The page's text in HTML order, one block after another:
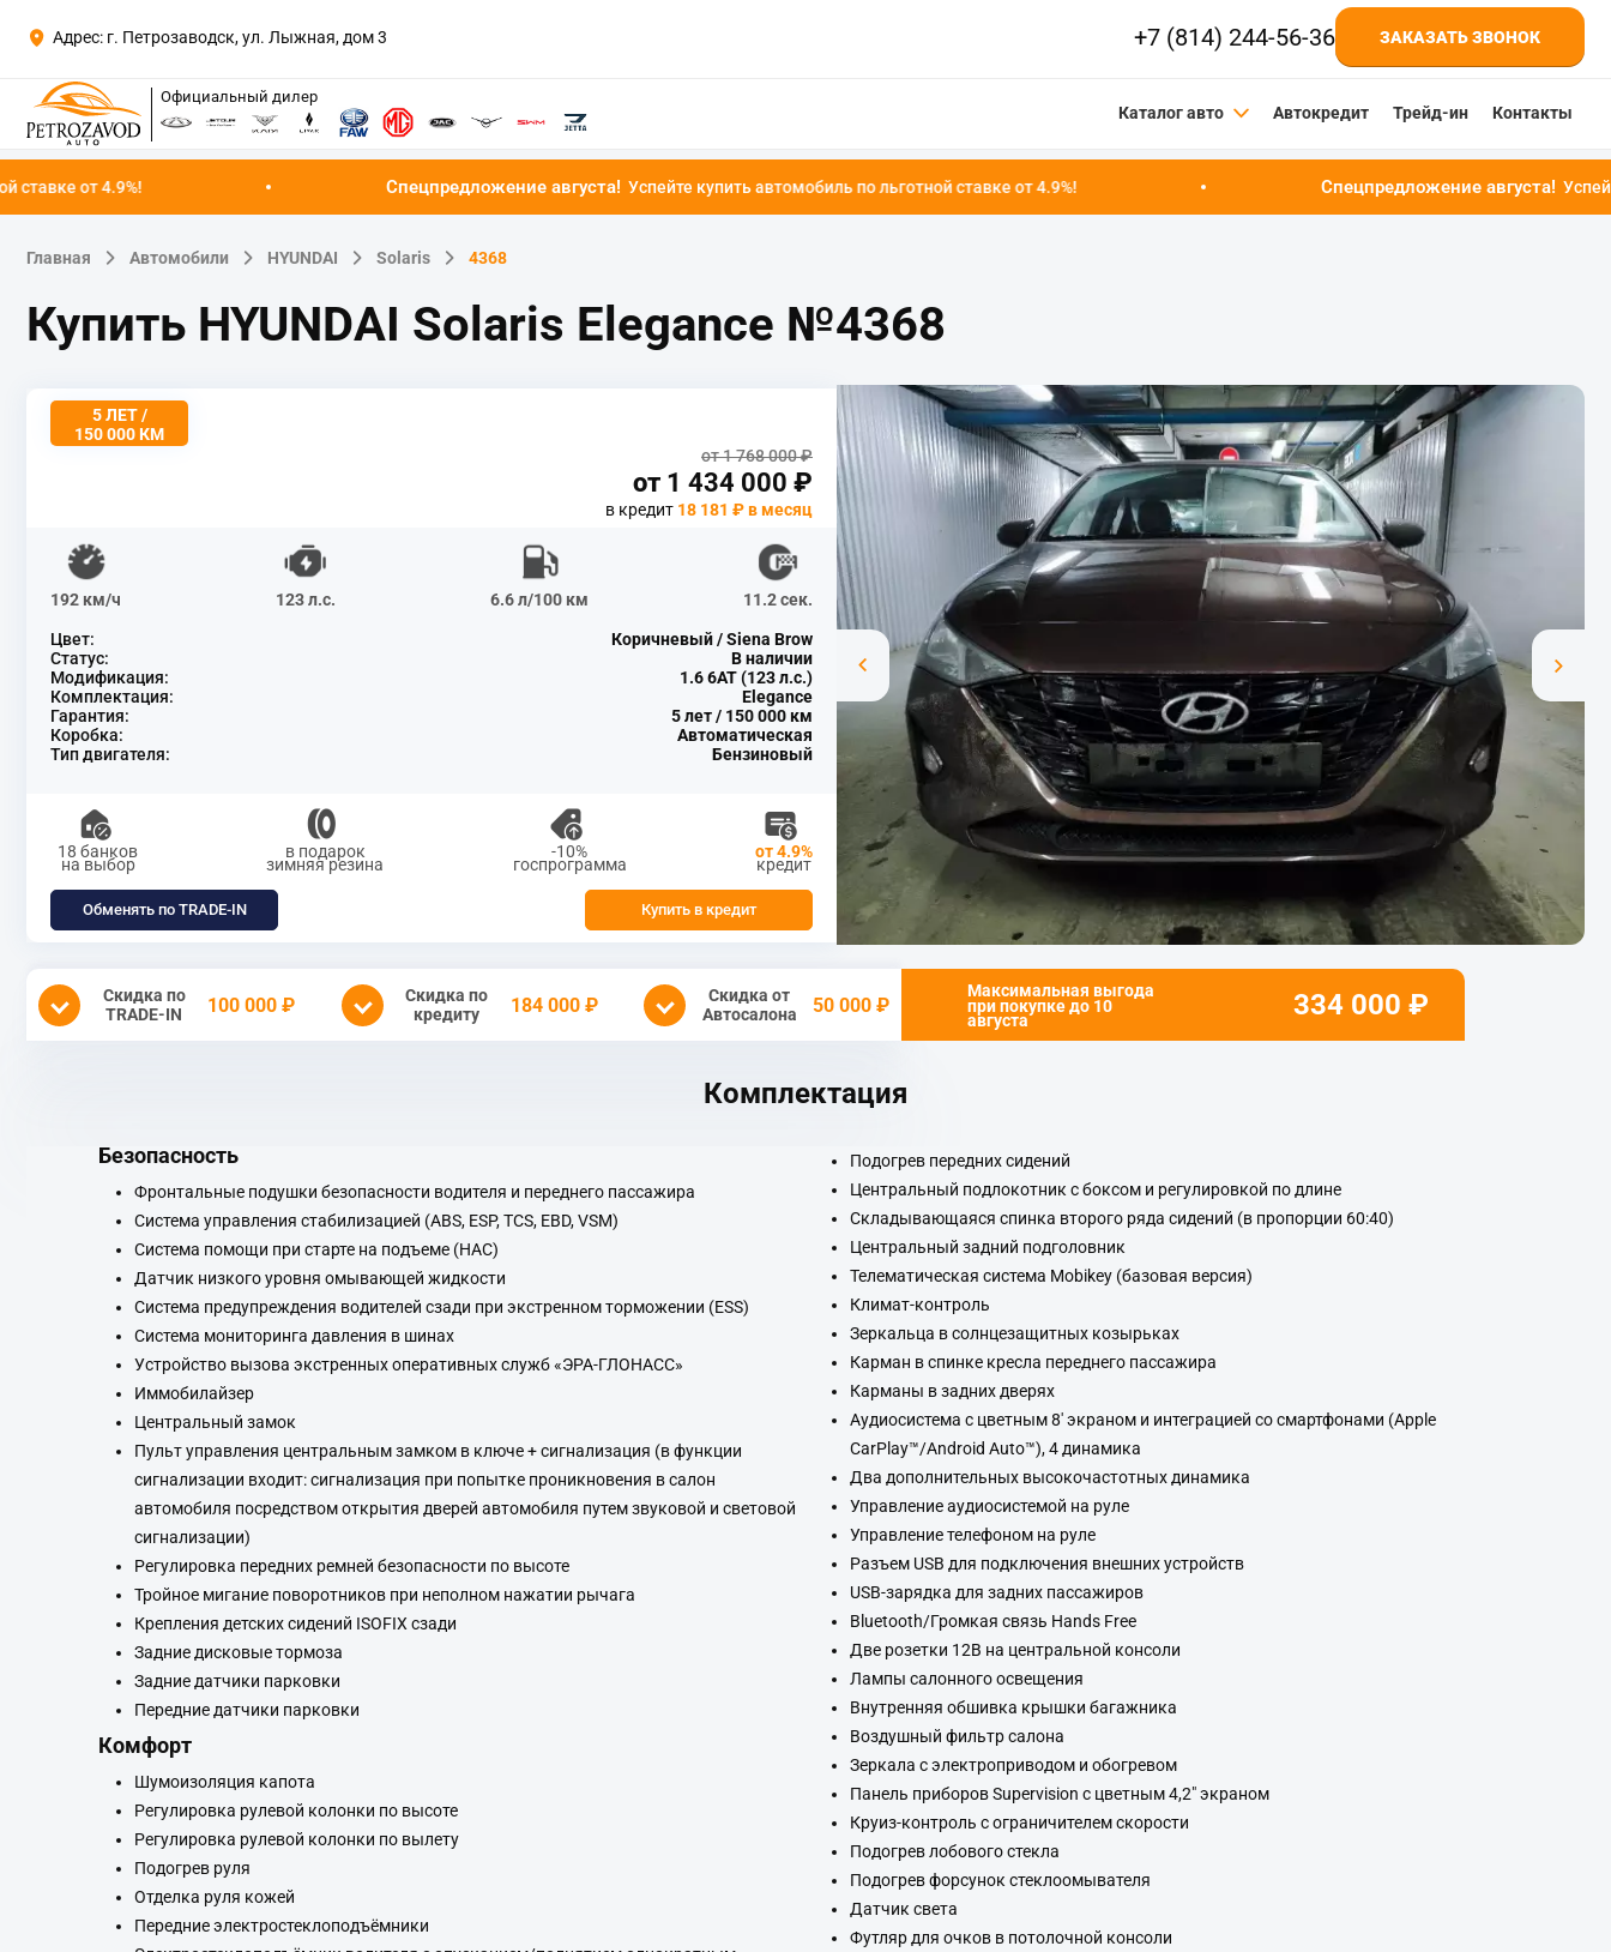
Адрес: г. Петрозаводск, ул. Лыжная, дом 3 +7 (814) 244-56-36 ЗАКАЗАТЬ ЗВОНОК
Официальный дилер
Каталог авто Автокредит Трейд-ин Контакты
Спецпредложение августа!Успейте купить автомобиль по льготной ставке от 4.9%! Спецпредложение августа!Успейте купить
Главная Автомобили HYUNDAI Solaris 4368
Купить HYUNDAI Solaris Elegance №4368
5 ЛЕТ /
150 000 КМ
от 1 768 000 ₽
от 1 434 000 ₽
в кредит 18 181 ₽ в месяц
192 км/ч 123 л.с. 6.6 л/100 км 11.2 сек.
Цвет:
Коричневый / Siena Brow
Статус:
В наличии
Модификация:
1.6 6АТ (123 л.с.)
Комплектация:
Elegance
Гарантия:
5 лет / 150 000 км
Коробка:
Автоматическая
Тип двигателя:
Бензиновый
18 банков
на выбор
в подарок
зимняя резина
-10%
госпрограмма
от 4.9%
кредит
Обменять по TRADE-IN Купить в кредит
Скидка по
TRADE-IN
100 000 ₽
Скидка по
кредиту
184 000 ₽
Скидка от
Автосалона
50 000 ₽
Максимальная выгода
при покупке до 10
августа 334 000 ₽
Комплектация
Безопасность
Фронтальные подушки безопасности водителя и переднего пассажира
Система управления стабилизацией (ABS, ESP, TCS, EBD, VSM)
Система помощи при старте на подъеме (HAC)
Датчик низкого уровня омывающей жидкости
Система предупреждения водителей сзади при экстренном торможении (ESS)
Система мониторинга давления в шинах
Устройство вызова экстренных оперативных служб «ЭРА-ГЛОНАСС»
Иммобилайзер
Центральный замок
Пульт управления центральным замком в ключе + сигнализация (в функции
сигнализации входит: сигнализация при попытке проникновения в салон
автомобиля посредством открытия дверей автомобиля путем звуковой и световой
сигнализации)
Регулировка передних ремней безопасности по высоте
Тройное мигание поворотников при неполном нажатии рычага
Крепления детских сидений ISOFIX сзади
Задние дисковые тормоза
Задние датчики парковки
Передние датчики парковки
Комфорт
Шумоизоляция капота
Регулировка рулевой колонки по высоте
Регулировка рулевой колонки по вылету
Подогрев руля
Отделка руля кожей
Передние электростеклоподъёмники
Подогрев передних сидений
Центральный подлокотник с боксом и регулировкой по длине
Складывающаяся спинка второго ряда сидений (в пропорции 60:40)
Центральный задний подголовник
Телематическая система Mobikey (базовая версия)
Климат-контроль
Зеркальца в солнцезащитных козырьках
Карман в спинке кресла переднего пассажира
Карманы в задних дверях
Аудиосистема с цветным 8' экраном и интеграцией со смартфонами (Apple
CarPlay™/Android Auto™), 4 динамика
Два дополнительных высокочастотных динамика
Управление аудиосистемой на руле
Управление телефоном на руле
Разъем USB для подключения внешних устройств
USB-зарядка для задних пассажиров
Bluetooth/Громкая связь Hands Free
Две розетки 12В на центральной консоли
Лампы салонного освещения
Внутренняя обшивка крышки багажника
Воздушный фильтр салона
Зеркала с электроприводом и обогревом
Панель приборов Supervision с цветным 4,2" экраном
Круиз-контроль с ограничителем скорости
Подогрев лобового стекла
Подогрев форсунок стеклоомывателя
Датчик света
Футляр для очков в потолочной консоли